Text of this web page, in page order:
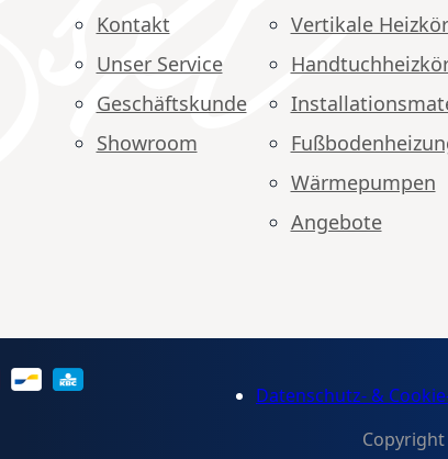
Kontakt
Unser Service
Geschäftskunde
Showroom
Vertikale
Wärmepumpen
Angebote
Datenschutz- &
Copyright